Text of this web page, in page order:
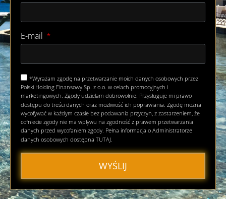
E-mail
*Wyrażam zgodę na przetwarzanie moich danych osobowych przez
Polski Holding Finansowy Sp. z o.o. w celach promocyjnych i
marketingowych. Zgody udzielam dobrowolnie. Przysługuje mi prawo
dostępu do treści danych oraz możliwość ich poprawiania. Zgodę można
wycofywać w każdym czasie bez podawania przyczyn, z zastarzeniem, że
cofniecie zgody nie ma wpływu na zgodność z prawem przetwarzania
danych przed wycofaniem zgody. Pełna informacja o Administratorze
danych osobowych dostępna TUTAJ.
WYŚLIJ